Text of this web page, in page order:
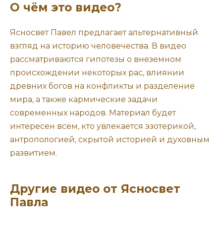
О чём это видео?
Ясносвет Павел предлагает альтернативный
взгляд на историю человечества. В видео
рассматриваются гипотезы о внеземном
происхождении некоторых рас, влиянии
древних богов на конфликты и разделение
мира, а также кармические задачи
современных народов. Материал будет
интересен всем, кто увлекается эзотерикой,
антропологией, скрытой историей и духовным
развитием.
Другие видео от Ясносвет
Павла